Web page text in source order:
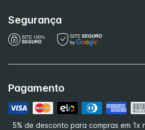
Segurança
Pagamento
5% de desconto para compras em 1x